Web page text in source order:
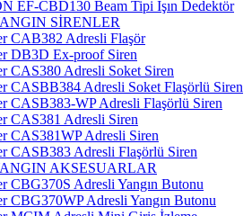
EF-CBD130 Beam Tipi Işın Dedektör
SİRENLER
CAB382 Adresli Flaşör
DB3D Ex-proof Siren
CAS380 Adresli Soket Siren
CASBB384 Adresli Soket Flaşörlü Siren
CASB383-WP Adresli Flaşörlü Siren
CAS381 Adresli Siren
CAS381WP Adresli Siren
CASB383 Adresli Flaşörlü Siren
AKSESUARLAR
CBG370S Adresli Yangın Butonu
CBG370WP Adresli Yangın Butonu